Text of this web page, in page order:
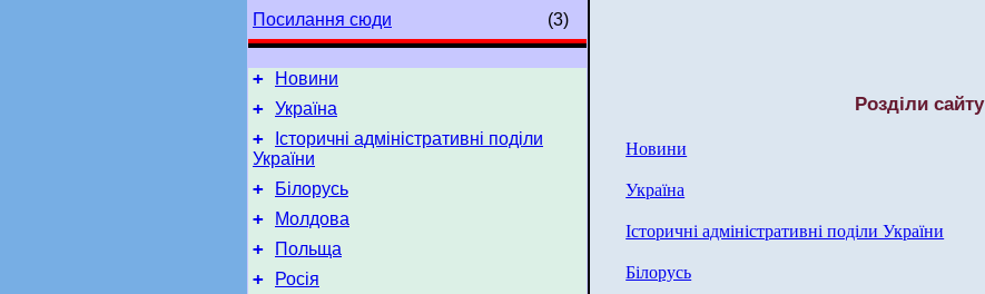
Посилання сюди (3)
+ Новини
+ Україна
+
Історичні адміністративні поділи
України
+ Білорусь
+ Молдова
+ Польща
+ Росія
Розділи сайту
Новини
Україна
Історичні адміністративні поділи України
Білорусь